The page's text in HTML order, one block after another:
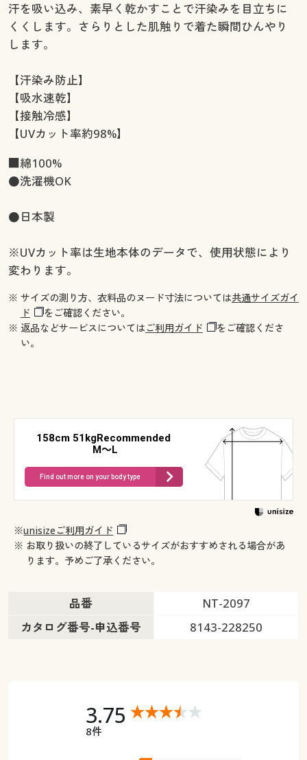
汗を吸い込み、素早く乾かすことで汗染みを目立ちに
くくします。さらりとした肌触りで着た瞬間ひんやり
します。
【汗染み防止】
【吸水速乾】
【接触冷感】
【UVカット率約98%】
■綿100%
●洗濯機OK
●日本製
※UVカット率は生地本体のデータで、使用状態により
変わります。
※ サイズの測り方、衣料品のヌード寸法については共通サイズガイ
ド
をご確認ください。
※ 返品などサービスについてはご利用ガイド
をご確認くださ
い。
158cm 51kgRecommended
M～L
Find out more on your body type
※unisizeご利用ガイド
※ お取り扱いの終了しているサイズがおすすめされる場合があ
ります。予めご了承ください。
品番
NT-2097
カタログ番号-申込番号
8143-228250
3.75
8件